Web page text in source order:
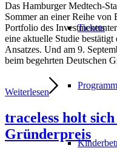
Tickets
Programm
Das Hamburger Medtech-
Sommer an einer Reihe
Portfolio des
eine aktuelle Studie
Ansatzes. Und am 9.
beim begehrten Deutschen
Weiterlesen
traceless holt
Gründerpreis